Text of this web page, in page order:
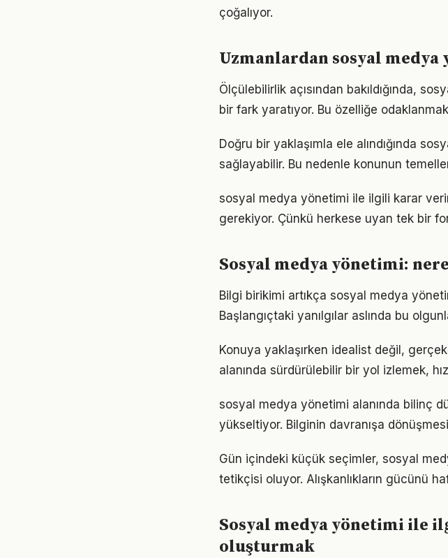
çoğalıyor.
Uzmanlardan sosyal
Ölçülebilirlik açısından bakıldığında,
bir fark yaratıyor. Bu özelliğe
Doğru bir yaklaşımla ele alındığında
sağlayabilir. Bu nedenle konunun
sosyal medya yönetimi ile ilgili karar
gerekiyor. Çünkü herkese uyan tek bir
Sosyal medya yönetimi:
Bilgi birikimi artıkça sosyal medya
Başlangıçtaki yanılgılar aslında bu
Konuya yaklaşırken idealist değil,
alanında sürdürülebilir bir yol izlemek,
sosyal medya yönetimi alanında bilinç
yükseltiyor. Bilginin davranışa
Gün içindeki küçük seçimler, sosyal
tetikçisi oluyor. Alışkanlıkların gücünü
Sosyal medya yönetimi ile
oluşturmak